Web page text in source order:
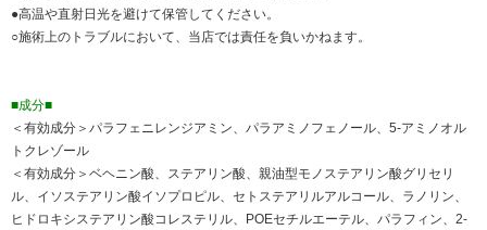
●高温や直射日光を避けて保管してください。
○施術上のトラブルにおいて、当店では責任を負いかねます。
■成分■
＜有効成分＞パラフェニレンジアミン、パラアミノフェノール、5-アミノオル
トクレゾール
＜有効成分＞ベヘニン酸、ステアリン酸、親油型モノステアリン酸グリセリ
ル、イソステアリン酸イソプロピル、セトステアリルアルコール、ラノリン、
ヒドロキシステアリン酸コレステリル、POEセチルエーテル、パラフィン、2-